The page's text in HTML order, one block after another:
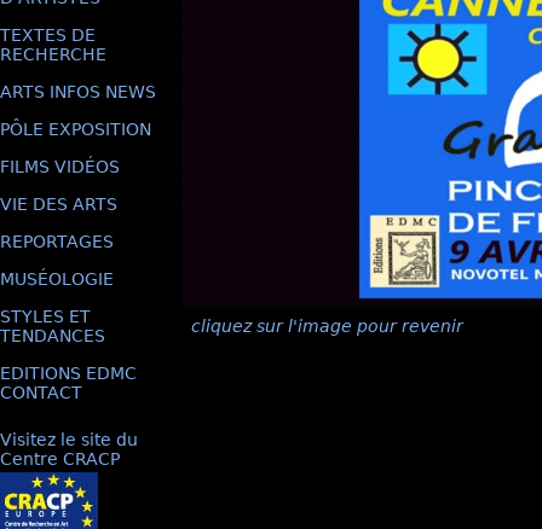
TEXTES DE
RECHERCHE
ARTS INFOS NEWS
PÔLE EXPOSITION
FILMS VIDÉOS
VIE DES ARTS
REPORTAGES
MUSÉOLOGIE
STYLES ET
TENDANCES
EDITIONS EDMC
CONTACT
Visitez le site du
Centre CRACP
cliquez sur l'image pour revenir